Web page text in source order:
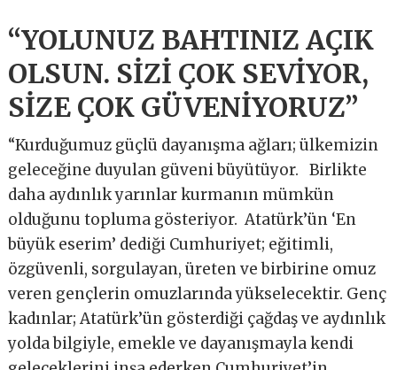
“YOLUNUZ BAHTINIZ AÇIK
OLSUN. SİZİ ÇOK SEVİYOR,
SİZE ÇOK GÜVENİYORUZ”
“Kurduğumuz güçlü dayanışma ağları; ülkemizin
geleceğine duyulan güveni büyütüyor. Birlikte
daha aydınlık yarınlar kurmanın mümkün
olduğunu topluma gösteriyor. Atatürk’ün ‘En
büyük eserim’ dediği Cumhuriyet; eğitimli,
özgüvenli, sorgulayan, üreten ve birbirine omuz
veren gençlerin omuzlarında yükselecektir. Genç
kadınlar; Atatürk’ün gösterdiği çağdaş ve aydınlık
yolda bilgiyle, emekle ve dayanışmayla kendi